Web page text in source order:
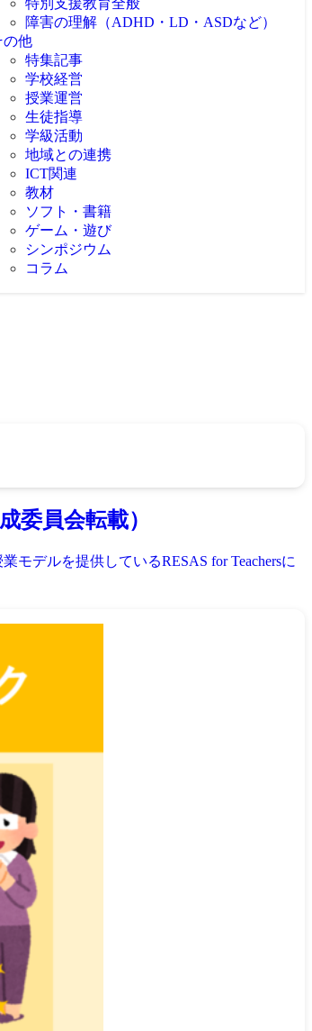
特別支援教育全般
障害の理解（ADHD・LD・ASDなど）
の他
特集記事
学校経営
授業運営
生徒指導
学級活動
地域との連携
ICT関連
教材
ソフト・書籍
ゲーム・遊び
シンポジウム
コラム
委員会転載）
デルを提供しているRESAS for Teachersに